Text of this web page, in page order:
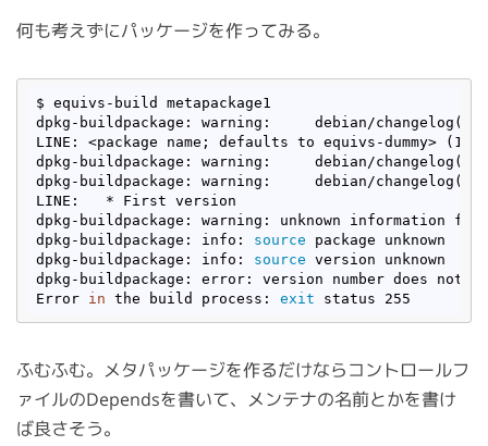
何も考えずにパッケージを作ってみる。
$ equivs-build metapackage1
dpkg-buildpackage: warning:     debian/
LINE: <package name; defaults to equivs-dummy>
dpkg-buildpackage: warning:     debian/
dpkg-buildpackage: warning:     debian/
LINE:   * First version
dpkg-buildpackage: warning: unknown information
dpkg-buildpackage: info: source package unknown
dpkg-buildpackage: info: source version unknown
dpkg-buildpackage: error: version number does
Error in the build process: exit
ふむふむ。メタパッケージを作るだけならコントロールフ
ァイルのDependsを書いて、メンテナの名前とかを書け
ば良さそう。